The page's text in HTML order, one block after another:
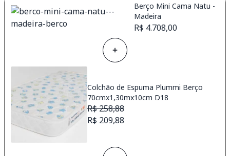
Berço Mini Cama Natu -
Madeira
R$ 4.708,00
Colchão de Espuma Plummi Berço
70cmx1,30mx10cm D18
R$ 258,88
R$ 209,88